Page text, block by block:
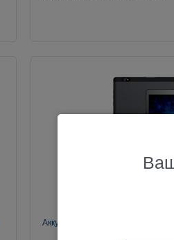
Аккумулятор для планшета